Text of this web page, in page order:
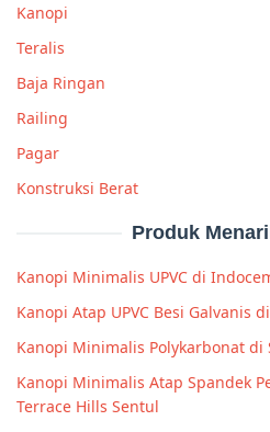
Kanopi
Teralis
Baja Ringan
Railing
Pagar
Konstruksi Berat
Produk
Kanopi Minimalis UPVC di
Kanopi Atap UPVC Besi Galvanis
Kanopi Minimalis Polykarbonat di
Kanopi Minimalis Atap Spandek
Terrace Hills Sentul